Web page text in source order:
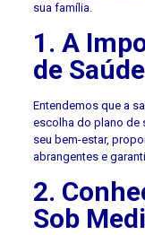
sua família.
1. A
de
Entendemos que a
escolha do plano de
seu bem-estar,
abrangentes e
2.
Sob